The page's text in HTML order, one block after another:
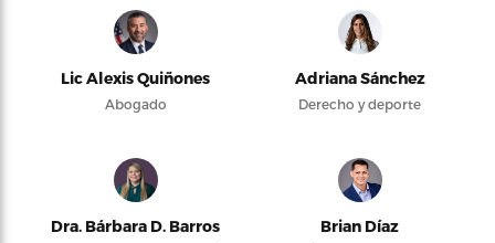
Lic Alexis Quiñones
Abogado
Adriana Sánchez
Derecho y deporte
Dra. Bárbara D. Barros Brian Díaz